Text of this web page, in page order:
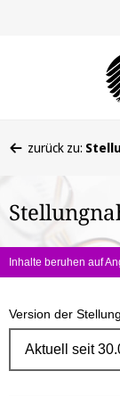
befinden
hier:
zurück zu:
Inhalte beruhen auf
Version der